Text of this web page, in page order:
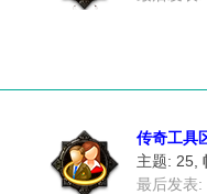
传奇工具
主题: 25
最后发表